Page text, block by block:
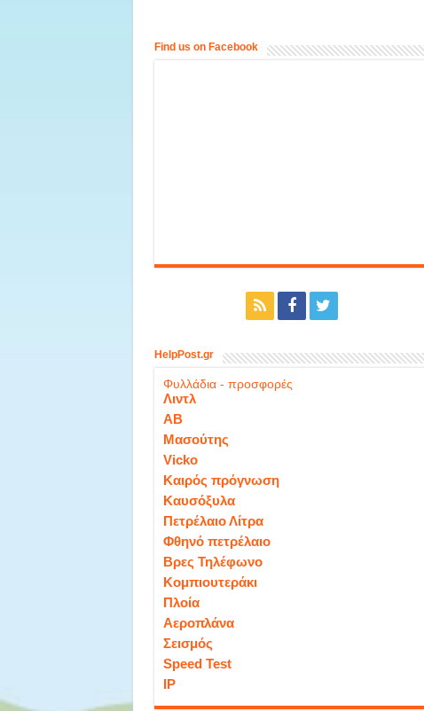
Find us on Facebook
HelpPost.gr
Φυλλάδια - προσφορές
Λιντλ
ΑΒ
Μασούτης
Vicko
Καιρός πρόγνωση
Καυσόξυλα
Πετρέλαιο Λίτρα
Φθηνό πετρέλαιο
Βρες Τηλέφωνο
Κομπιουτεράκι
Πλοία
Αεροπλάνα
Σεισμός
Speed Test
IP